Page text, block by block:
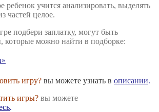
ребенок учится анализировать, выделять
частей целое.
подбери заплатку, могут быть
которые можно найти в подборке:
игру? вы можете узнать в описании.
игры? вы можете
.